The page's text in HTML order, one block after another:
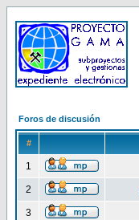
Foros de discusión
#
1
2
3